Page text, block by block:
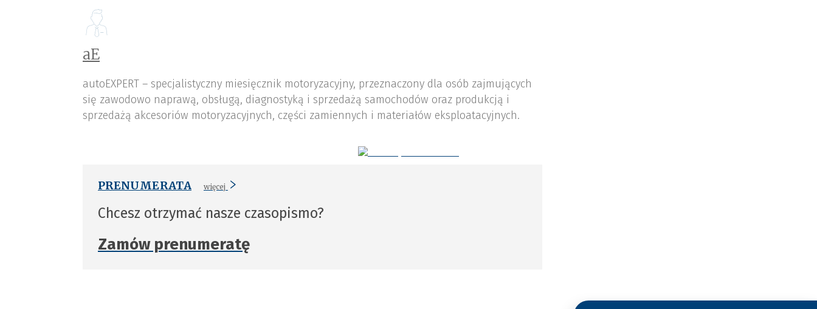
aE
autoEXPERT – specjalistyczny miesięcznik motoryzacyjny, przeznaczony dla osób zajmujących
się zawodowo naprawą, obsługą, diagnostyką i sprzedażą samochodów oraz produkcją i
sprzedażą akcesoriów motoryzacyjnych, części zamiennych i materiałów eksploatacyjnych.
PRENUMERATA więcej
Chcesz otrzymać nasze czasopismo?
Zamów prenumeratę